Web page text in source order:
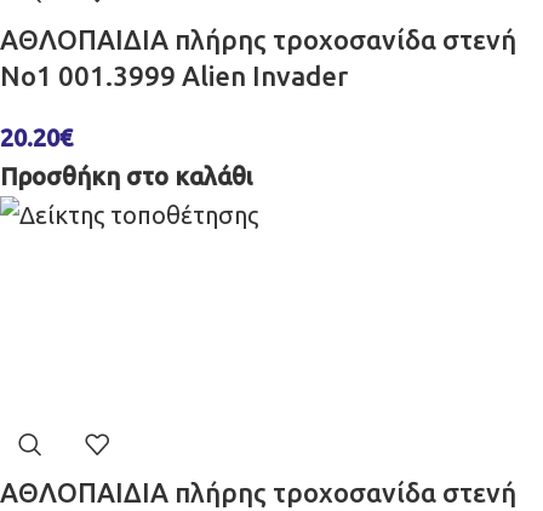
ΑΘΛΟΠΑΙΔΙΑ πλήρης τροχοσανίδα στενή
No1 001.3999 Alien Invader
20.20€
Προσθήκη στο καλάθι
ΑΘΛΟΠΑΙΔΙΑ πλήρης τροχοσανίδα στενή